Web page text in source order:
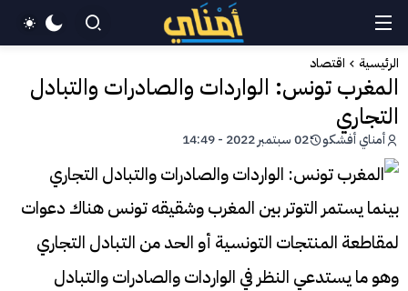
الرئيسية اقتصاد
المغرب تونس: الواردات والصادرات والتبادل
التجاري
أمناي أفشكو 02 سبتمبر 2022 - 14:49
بينما يستمر التوتر بين المغرب وشقيقه تونس هناك دعوات
لمقاطعة المنتجات التونسية أو الحد من التبادل التجاري
وهو ما يستدعي النظر في الواردات والصادرات والتبادل